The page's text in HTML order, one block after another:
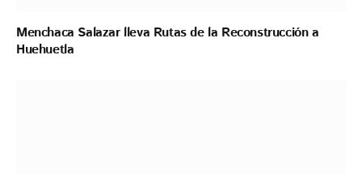
Menchaca Salazar lleva Rutas de la Reconstrucción a
Huehuetla